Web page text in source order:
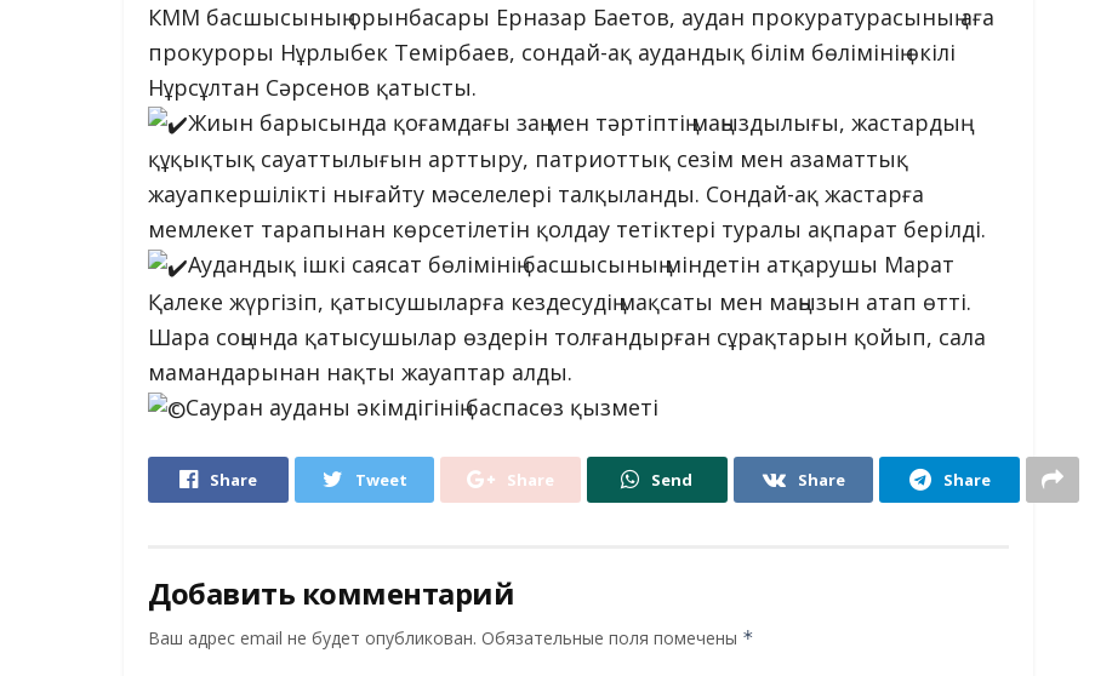
КММ басшысының орынбасары Ерназар Баетов, аудан прокуратурасының аға
прокуроры Нұрлыбек Темірбаев, сондай-ақ аудандық білім бөлімінің өкілі
Нұрсұлтан Сәрсенов қатысты.
Жиын барысында қоғамдағы заң мен тәртіптің маңыздылығы, жастардың
құқықтық сауаттылығын арттыру, патриоттық сезім мен азаматтық
жауапкершілікті нығайту мәселелері талқыланды. Сондай-ақ жастарға
мемлекет тарапынан көрсетілетін қолдау тетіктері туралы ақпарат берілді.
Аудандық ішкі саясат бөлімінің басшысының міндетін атқарушы Марат
Қалеке жүргізіп, қатысушыларға кездесудің мақсаты мен маңызын атап өтті.
Шара соңында қатысушылар өздерін толғандырған сұрақтарын қойып, сала
мамандарынан нақты жауаптар алды.
Сауран ауданы әкімдігінің баспасөз қызметі
Share Tweet Share Send Share Share
Добавить комментарий
Ваш адрес email не будет опубликован. Обязательные поля помечены *